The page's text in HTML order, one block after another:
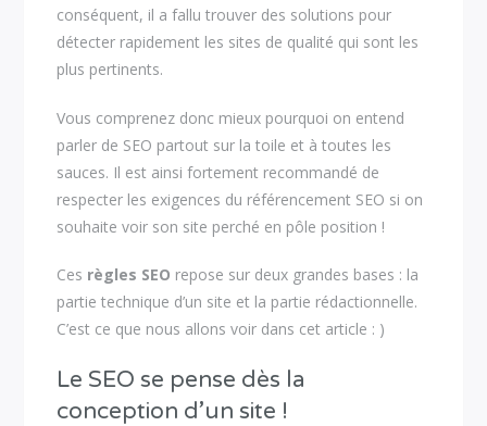
conséquent, il a fallu trouver des solutions pour
détecter rapidement les sites de qualité qui sont les
plus pertinents.
Vous comprenez donc mieux pourquoi on entend
parler de SEO partout sur la toile et à toutes les
sauces. Il est ainsi fortement recommandé de
respecter les exigences du référencement SEO si on
souhaite voir son site perché en pôle position !
Ces règles SEO repose sur deux grandes bases : la
partie technique d’un site et la partie rédactionnelle.
C’est ce que nous allons voir dans cet article : )
Le SEO se pense dès la
conception d’un site !